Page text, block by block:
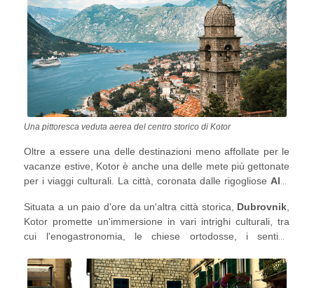
Una pittoresca veduta aerea del centro storico di Kotor
Oltre a essere una delle destinazioni meno affollate per le
vacanze estive, Kotor è anche una delle mete più gettonate
per i viaggi culturali. La città, coronata dalle rigoglioseAlpi
Adriatico, è l'ideale per chi ama la cultura cosi come la
natura.
Situata a un paio d'ore da un'altra città storica, Dubrovnik,
Kotor promette un'immersione in vari intrighi culturali, tra
cui l'enogastronomia, le chiese ortodosse, i sentieri
storico pieno di... GATTI! In alternativa, la città offre molte
feste ed eventiper partecipare attivamente al folklore del